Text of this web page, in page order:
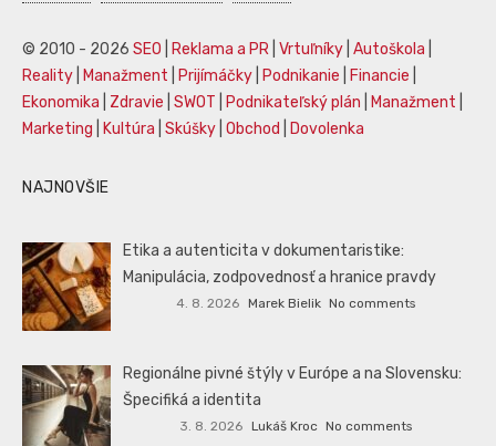
© 2010 - 2026 SEO Reklama a PR Vrtuľníky Autoškola
Reality
Manažment Prijímáčky Podnikanie Financie
Ekonomika
Zdravie SWOT Podnikateľský plán Manažment
Marketing
Kultúra Skúšky Obchod Dovolenka
NAJNOVŠIE
Etika a autenticita v dokumentaristike:
Manipulácia, zodpovednosť a hranice pravdy
4. 8. 2026 Marek Bielik No comments
Regionálne pivné štýly v Európe a na Slovensku:
Špecifiká a identita
3. 8. 2026 Lukáš Kroc No comments